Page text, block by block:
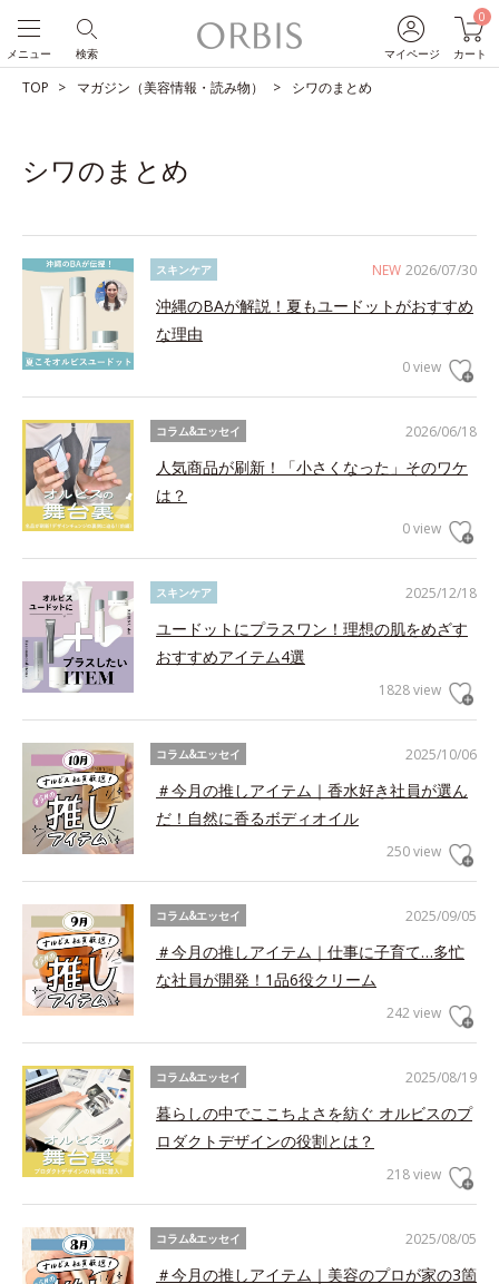
マイページ
0
カート
検索
メニュー
TOP マガジン（美容情報・読み物） シワのまとめ
シワのまとめ
NEW 2026/07/30
スキンケア
沖縄のBAが解説！夏もユードットがおすすめ
な理由
0 view
2026/06/18
コラム&エッセイ
人気商品が刷新！「小さくなった」そのワケ
は？
0 view
2025/12/18
スキンケア
ユードットにプラスワン！理想の肌をめざす
おすすめアイテム4選
1828 view
2025/10/06
コラム&エッセイ
＃今月の推しアイテム｜香水好き社員が選ん
だ！自然に香るボディオイル
250 view
2025/09/05
コラム&エッセイ
＃今月の推しアイテム｜仕事に子育て…多忙
な社員が開発！1品6役クリーム
242 view
2025/08/19
コラム&エッセイ
暮らしの中でここちよさを紡ぐ オルビスのプ
ロダクトデザインの役割とは？
218 view
2025/08/05
コラム&エッセイ
＃今月の推しアイテム｜美容のプロが家の3箇